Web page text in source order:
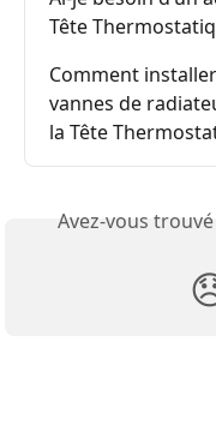
Tête
Comment
vannes de
la Tête
Avez-vous